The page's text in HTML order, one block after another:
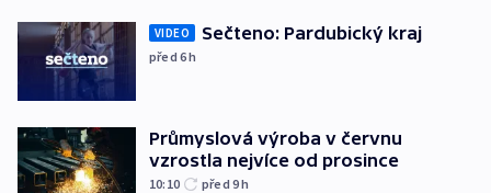
VIDEO Sečteno: Pardubický kraj
před 6h
Průmyslová výroba v červnu
vzrostla nejvíce od prosince
10:10 před 9h